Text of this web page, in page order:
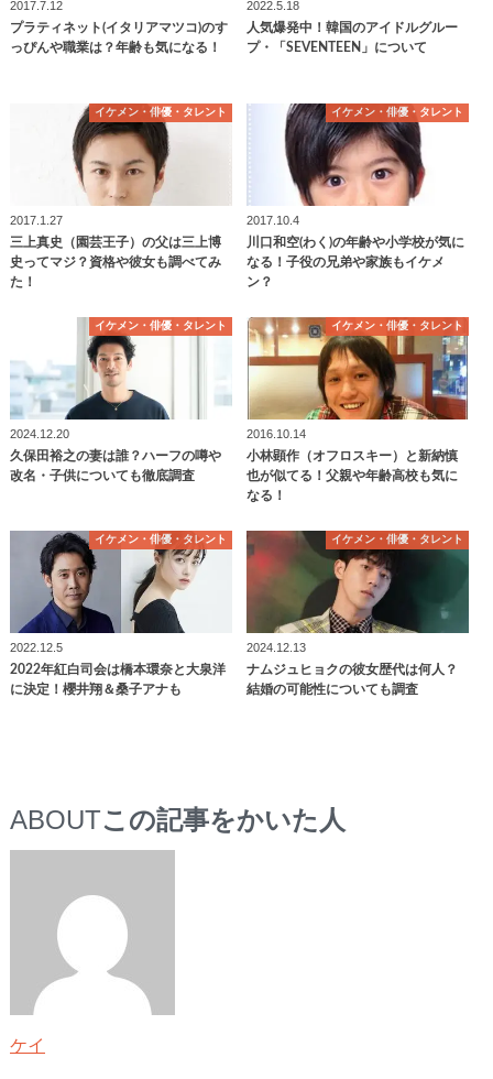
2017.7.12
プラティネット(イタリアマツコ)のす
っぴんや職業は？年齢も気になる！
2022.5.18
人気爆発中！韓国のアイドルグルー
プ・「SEVENTEEN」について
イケメン・俳優・タレント
2017.1.27
三上真史（園芸王子）の父は三上博
史ってマジ？資格や彼女も調べてみ
た！
イケメン・俳優・タレント
2017.10.4
川口和空(わく)の年齢や小学校が気に
なる！子役の兄弟や家族もイケメ
ン？
イケメン・俳優・タレント
2024.12.20
久保田裕之の妻は誰？ハーフの噂や
改名・子供についても徹底調査
イケメン・俳優・タレント
2016.10.14
小林顕作（オフロスキー）と新納慎
也が似てる！父親や年齢高校も気に
なる！
イケメン・俳優・タレント
2022.12.5
2022年紅白司会は橋本環奈と大泉洋
に決定！櫻井翔＆桑子アナも
イケメン・俳優・タレント
2024.12.13
ナムジュヒョクの彼女歴代は何人？
結婚の可能性についても調査
ABOUTこの記事をかいた人
ケイ